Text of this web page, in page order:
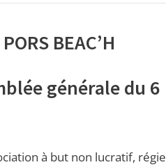
BEAC’H
générale du 6
à but non lucratif, régie